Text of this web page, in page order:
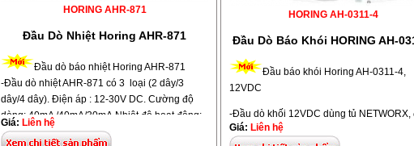
HORING AHR-871
Đầu Dò Nhiệt Horing AHR-871
Đầu dò báo nhiệt Horing AHR-871
-Đầu dò nhiệt AHR-871 có 3 loại (2 dây/3
dây/4 dây). Điện áp : 12-30V DC. Cường độ
dòng: 40mA /40mA/30mA.Nhiệt độ hoạt động:
0oC ~ +55oC. Vật liệu: nhựa chống cháy. Kích
Giá: Liên hệ
HORING AH-0311-4
Đầu Dò Báo Khói HORING AH-
Đầu báo khói Horing AH-0311-4,
12VDC
-Đầu dò khối 12VDC dùng tủ NETWORX,
áp : 12- 30V DC, cường độ dòng hiện
Giá: Liên hệ